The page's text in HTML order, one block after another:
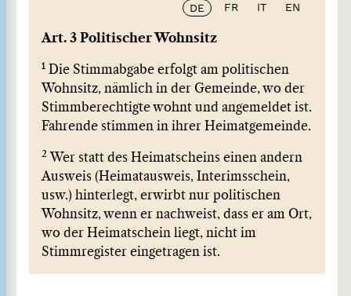
DE FR IT EN
Art. 3 Politischer Wohnsitz
1
Die Stimmabgabe erfolgt am politischen
Wohnsitz, nämlich in der Gemeinde, wo der
Stimmberechtigte wohnt und angemeldet ist.
Fahrende stimmen in ihrer Heimatgemeinde.
2 Wer statt des Heimatscheins einen andern
Ausweis (Heimatausweis, Interimsschein,
usw.) hinterlegt, erwirbt nur politischen
Wohnsitz, wenn er nachweist, dass er am Ort,
wo der Heimatschein liegt, nicht im
Stimmregister eingetragen ist.